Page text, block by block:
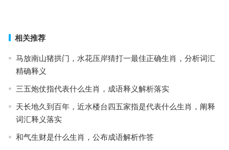
相关推荐
马放南山猪拱门，水花压岸猜打一最佳正确生肖，分析词汇
精确释义
三五炮仗指代表什么生肖，成语释义解析落实
天长地久到百年，近水楼台四五家指是代表什么生肖，阐释
词汇释义落实
和气生财是什么生肖，公布成语解析作答